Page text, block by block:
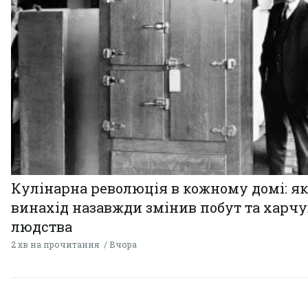
Кулінарна революція в кожному домі:
винахід назавжди змінив побут та
людства
2 хв на прочитання Вчора